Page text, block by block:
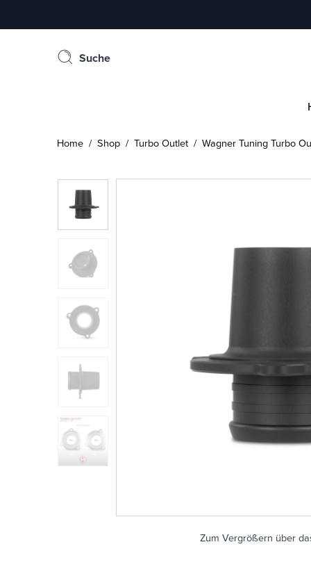
Suche
Home / Shop / Turbo Outlet / Wagner Tuning Turbo
Zum Vergrößern über